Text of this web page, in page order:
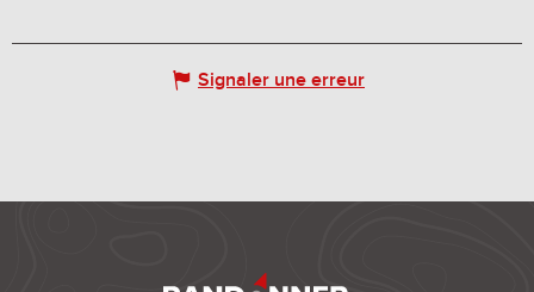
Signaler une erreur